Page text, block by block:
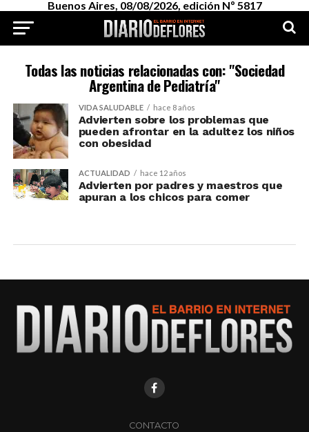
Buenos Aires, 08/08/2026, edición Nº 5817
Todas las noticias relacionadas con: "Sociedad
Argentina de Pediatría"
VIDA SALUDABLE hace 8 años
Advierten sobre los problemas que
pueden afrontar en la adultez los niños
con obesidad
ACTUALIDAD hace 12 años
Advierten por padres y maestros que
apuran a los chicos para comer
CONTACTO